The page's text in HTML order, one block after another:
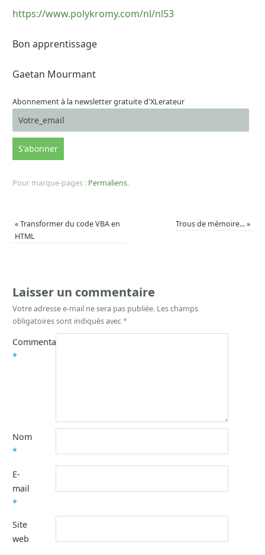
https://www.polykromy.com/nl/nl53
Bon apprentissage
Gaetan Mourmant
Abonnement à la newsletter gratuite d'XLerateur
Pour marque-pages : Permaliens.
«Transformer du code VBA en
HTML
Trous de mémoire...»
Laisser un commentaire
Votre adresse e-mail ne sera pas publiée. Les champs
obligatoires sont indiqués avec*
Commentaire
*
Nom
*
E-
mail
*
Site
web